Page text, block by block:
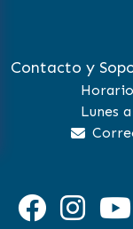
Contacto y
Lunes